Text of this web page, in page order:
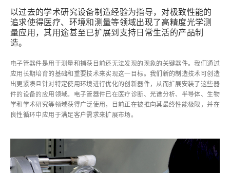
以过去的学术研究设备制造经验为指导，对极致性能的
追求使得医疗、环境和测量等领域出现了高精度光学测
量应用，其用途甚至已扩展到支持日常生活的产品制
造。
电子管器件是用于测量和捕获目前还无法发现的现象的关键器件。我们通过
应用长期培育的基础和重要技术来实现这一目标。我们新的制造技术可创造
出更紧凑且针对特定使用环境进行优化的创新器件，从而扩展安装了这些器
件的设备的应用领域。电子管器件已在医疗诊断、光谱分析、半导体、生物
学和学术研究等领域获得广泛使用，目前正在被推向其最终性能极限，并在
良性循环中应用于满足客户需求来扩展市场。